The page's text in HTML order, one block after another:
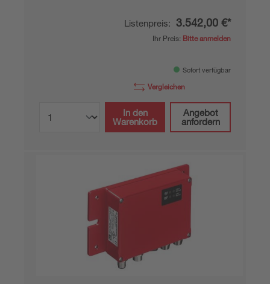
Listenpreis: 3.542,00 €*
Ihr Preis: Bitte anmelden
Sofort verfügbar
Vergleichen
In den
Warenkorb
Angebot
anfordern